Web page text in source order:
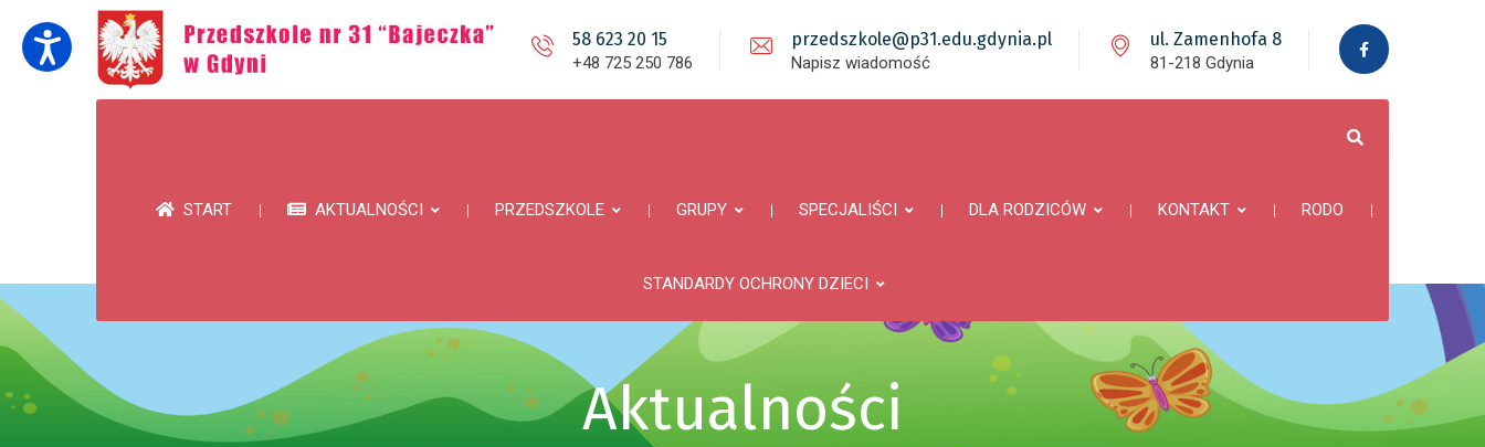
58 623 20 15
+48 725 250 786
przedszkole@p31.edu.gdynia.pl
Napisz wiadomość
ul. Zamenhofa 8
81-218 Gdynia
START AKTUALNOŚCI PRZEDSZKOLE GRUPY SPECJALIŚCI DLA RODZICÓW KONTAKT RODO
STANDARDY OCHRONY DZIECI
Aktualności